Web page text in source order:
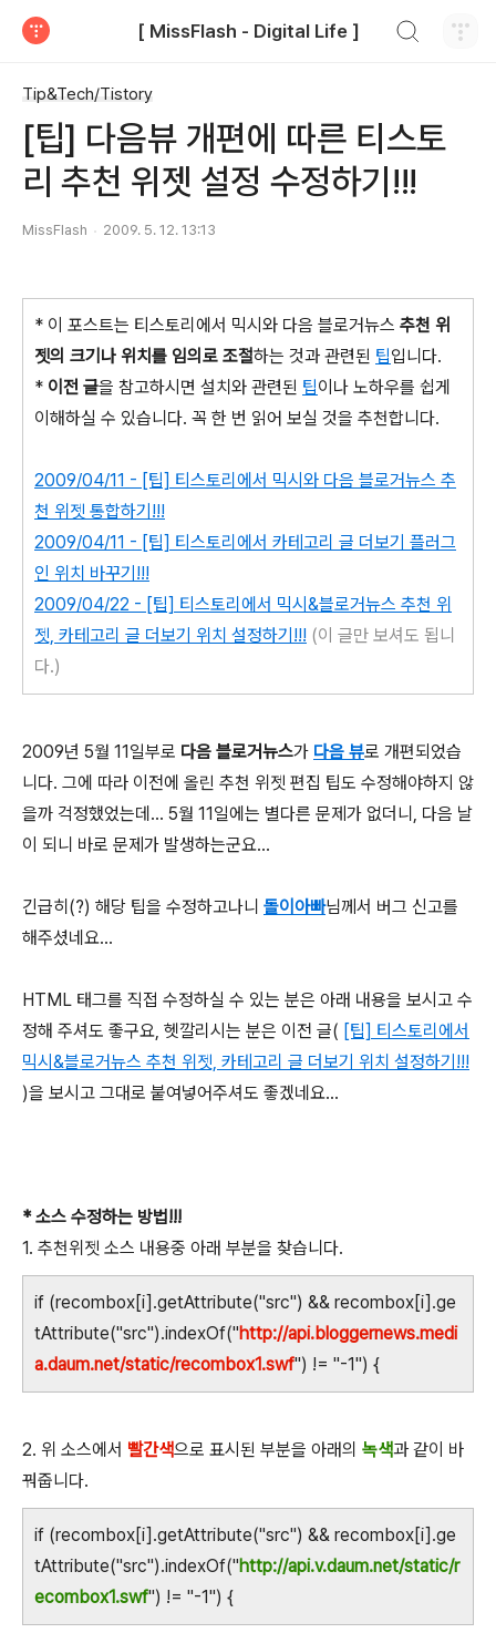
[ MissFlash - Digital Life ]
Tip&Tech/Tistory
[팁] 다음뷰 개편에 따른 티스토
리 추천 위젯 설정 수정하기!!!
MissFlash 2009. 5. 12. 13:13
* 이 포스트는 티스토리에서 믹시와 다음 블로거뉴스 추천 위
젯의 크기나 위치를 임의로 조절하는 것과 관련된 팁입니다.
* 이전 글을 참고하시면 설치와 관련된 팁이나 노하우를 쉽게
이해하실 수 있습니다. 꼭 한 번 읽어 보실 것을 추천합니다.
2009/04/11 - [팁] 티스토리에서 믹시와 다음 블로거뉴스 추
천 위젯 통합하기!!!
2009/04/11 - [팁] 티스토리에서 카테고리 글 더보기 플러그
인 위치 바꾸기!!!
2009/04/22 - [팁] 티스토리에서 믹시&블로거뉴스 추천 위
젯, 카테고리 글 더보기 위치 설정하기!!! (이 글만 보셔도 됩니
다.)
2009년 5월 11일부로 다음 블로거뉴스가 다음 뷰로 개편되었습
니다. 그에 따라 이전에 올린 추천 위젯 편집 팁도 수정해야하지 않
을까 걱정했었는데... 5월 11일에는 별다른 문제가 없더니, 다음 날
이 되니 바로 문제가 발생하는군요...
긴급히(?) 해당 팁을 수정하고나니 돌이아빠님께서 버그 신고를
해주셨네요...
HTML 태그를 직접 수정하실 수 있는 분은 아래 내용을 보시고 수
정해 주셔도 좋구요, 헷깔리시는 분은 이전 글( [팁] 티스토리에서
믹시&블로거뉴스 추천 위젯, 카테고리 글 더보기 위치 설정하기!!!
)을 보시고 그대로 붙여넣어주셔도 좋겠네요...
* 소스 수정하는 방법!!!
1. 추천위젯 소스 내용중 아래 부분을 찾습니다.
if (recombox[i].getAttribute("src") && recombox[i].ge
tAttribute("src").indexOf("http://api.bloggernews.medi
a.daum.net/static/recombox1.swf") != "-1") {
2. 위 소스에서 빨간색으로 표시된 부분을 아래의 녹색과 같이 바
꿔줍니다.
if (recombox[i].getAttribute("src") && recombox[i].ge
tAttribute("src").indexOf("http://api.v.daum.net/static/r
ecombox1.swf") != "-1") {